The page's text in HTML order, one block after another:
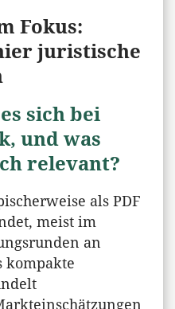
Fokus:
juristische
sich bei
und was
relevant?
als PDF
meist im
an
kompakte